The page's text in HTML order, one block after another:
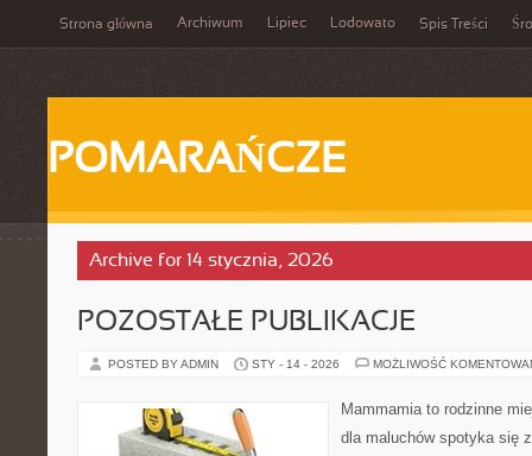
Strona główna Archiwum Lipiec Lodowato Spis Treści
POMARAŃCZE
Archive for 14 stycznia, 2026
POZOSTAŁE PUBLIKACJE
POSTED BY ADMIN STY - 14 - 2026 MOŻLIWOŚĆ
Mammamia to rodzinne
dla maluchów spotyka się